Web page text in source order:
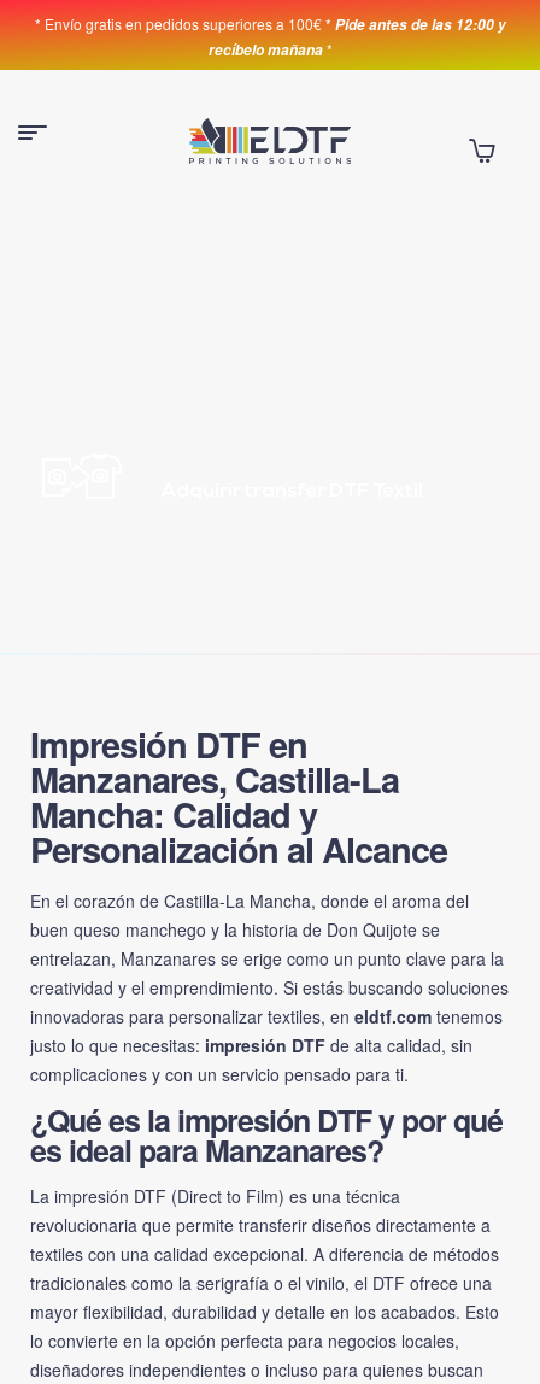
* Envío gratis en pedidos superiores a 100€ * Pide antes de las 12:00 y
recíbelo mañana*
Impresión DTF en
Manzanares, Castilla-La
Mancha: Calidad y
Personalización al Alcance
En el corazón de Castilla-La Mancha, donde el aroma del
buen queso manchego y la historia de Don Quijote se
entrelazan, Manzanares se erige como un punto clave para la
creatividad y el emprendimiento. Si estás buscando soluciones
innovadoras para personalizar textiles, en eldtf.com tenemos
justo lo que necesitas: impresión DTF de alta calidad, sin
complicaciones y con un servicio pensado para ti.
¿Qué es la impresión DTF y por qué
es ideal para Manzanares?
La impresión DTF (Direct to Film) es una técnica
revolucionaria que permite transferir diseños directamente a
textiles con una calidad excepcional. A diferencia de métodos
tradicionales como la serigrafía o el vinilo, el DTF ofrece una
mayor flexibilidad, durabilidad y detalle en los acabados. Esto
lo convierte en la opción perfecta para negocios locales,
diseñadores independientes o incluso para quienes buscan